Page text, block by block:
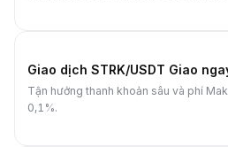
Giao dịch STRK/USDT Giao
Tận hưởng thanh khoản sâu và phí
0,1%.